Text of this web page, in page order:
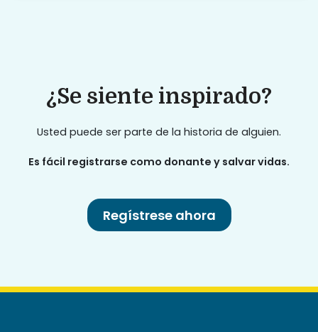
¿Se siente inspirado?
Usted puede ser parte de la historia de alguien.
Es fácil registrarse como donante y salvar vidas.
Regístrese ahora